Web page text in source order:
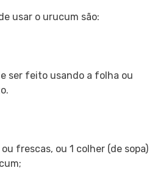
usar o urucum são:
ser feito usando a folha ou
frescas, ou 1 colher (de sopa)